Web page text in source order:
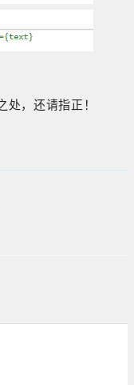
，还请指正！